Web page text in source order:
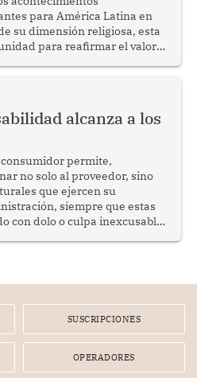
para América Latina en
su dimensión religiosa, esta
para reafirmar el valor
de desarrollo, cohesión
alcanza a los
permite,
no solo al proveedor, sino
que ejercen su
siempre que estas
con dolo o culpa inexcusable
un meet and greet con
SUSCRIPCIONES
OPERADORES